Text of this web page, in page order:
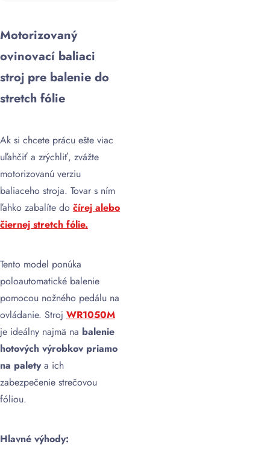
Motorizovaný
ovinovací baliaci
stroj pre balenie do
stretch fólie
Ak si chcete prácu ešte viac
uľahčiť a zrýchliť, zvážte
motorizovanú verziu
baliaceho stroja. Tovar s ním
ľahko zabalíte do čírej alebo
čiernej stretch fólie.
Tento model ponúka
poloautomatické balenie
pomocou nožného pedálu na
ovládanie. Stroj WR1050M
je ideálny najmä na balenie
hotových výrobkov priamo
na paletya ich
zabezpečenie strečovou
fóliou.
Hlavné výhody: